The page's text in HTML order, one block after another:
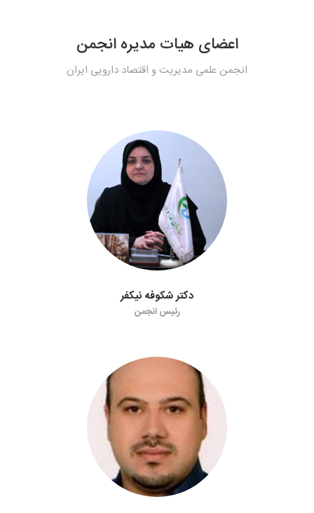
اعضای هیات مدیره انجمن
انجمن علمی مدیریت و اقتصاد دارویی ایران
دکتر شکوفه نیکفر
رئیس انجمن